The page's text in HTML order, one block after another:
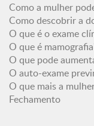
Como a mulher
Como descobrir a
O que é o exame
O que é
O que pode
O auto-exame
O que mais a
Fechamento